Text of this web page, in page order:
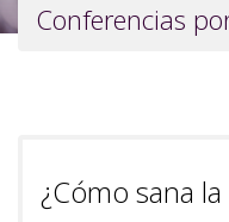
Conferencias
¿Cómo sana